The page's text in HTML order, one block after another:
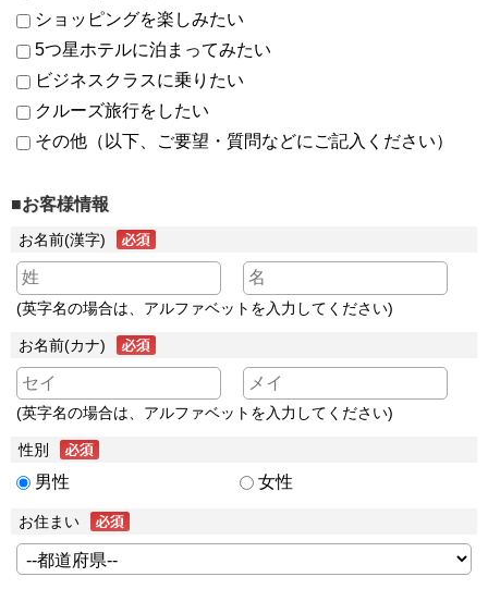
ショッピングを楽しみたい
5つ星ホテルに泊まってみたい
ビジネスクラスに乗りたい
クルーズ旅行をしたい
その他（以下、ご要望・質問などにご記入ください）
■お客様情報
お名前(漢字)
(英字名の場合は、アルファベットを入力してください)
お名前(カナ)
(英字名の場合は、アルファベットを入力してください)
性別
男性 女性
お住まい